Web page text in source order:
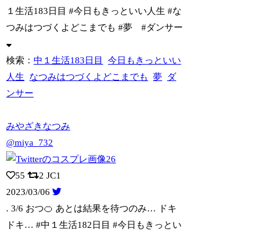
１生活183日目 #今日もきっといい人生 #な
つみはつづくよどこまでも #夢 #ダンサー
検索：中１生活183日目
今日もきっといい
人生
なつみはつづくよどこまでも 夢
ダ
ンサー
みやざきなつみ
@miya_732
55 2 JC1
2023/03/06
. 3/6 おつ🍊 あとは結果を待つのみ… ドキ
ドキ… #中１生活182日 目 #今日もきっとい